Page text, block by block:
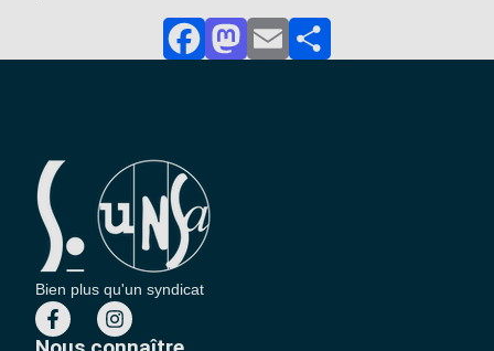
FacebookMastodon
EmailPartager
Bien plus qu'un syndicat